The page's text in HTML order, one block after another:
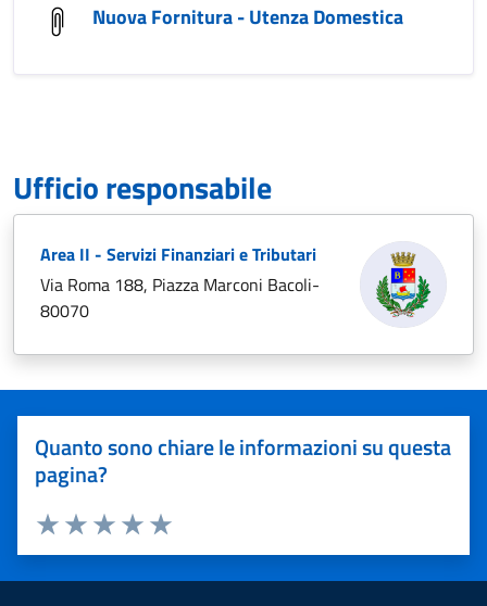
Nuova Fornitura - Utenza Domestica
Ufficio responsabile
Area II - Servizi Finanziari e Tributari
Via Roma 188, Piazza Marconi Bacoli-
80070
Quanto sono chiare le informazioni su questa
pagina?
Valuta 5 stelle su 5
Valuta 4 stelle su 5
Valuta 3 stelle su 5
Valuta 2 stelle su 5
Valuta 1 stelle su 5